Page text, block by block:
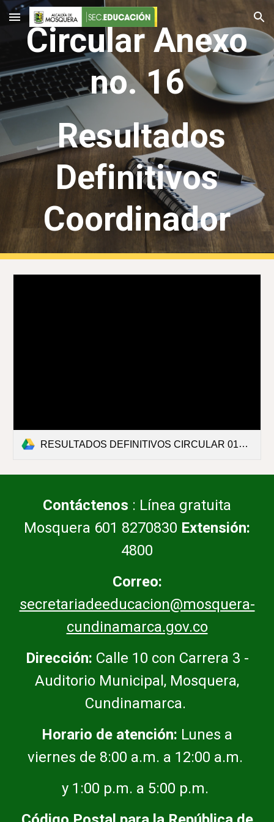
Skip to main content Skip to navigation
Circular Anexo
no. 16
Resultados
Definitivos
Coordinador
RESULTADOS DEFINITIVOS CIRCULAR 016-24.pdf
Contáctenos : Línea gratuita
Mosquera 601 8270830 Extensión:
4800
Correo:
secretariadeeducacion@mosquera-
cundinamarca.gov.co
Dirección: Calle 10 con Carrera 3 -
Auditorio Municipal, Mosquera,
Cundinamarca.
Horario de atención: Lunes a
viernes de 8:00 a.m. a 12:00 a.m.
y 1:00 p.m. a 5:00 p.m.